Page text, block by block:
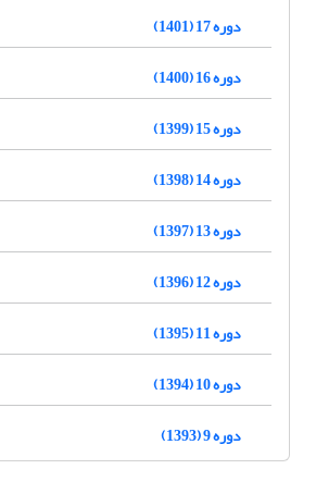
دوره 17 (1401)
دوره 16 (1400)
دوره 15 (1399)
دوره 14 (1398)
دوره 13 (1397)
دوره 12 (1396)
دوره 11 (1395)
دوره 10 (1394)
دوره 9 (1393)